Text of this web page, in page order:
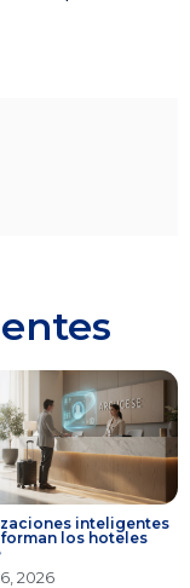
inteligentes
los hoteles
2026